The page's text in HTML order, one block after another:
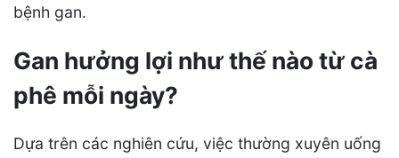
bệnh gan.
Gan hưởng lợi như thế nào từ cà
phê mỗi ngày?
Dựa trên các nghiên cứu, việc thường xuyên uống